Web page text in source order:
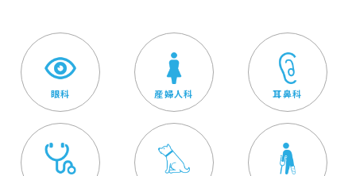
眼科 産婦人科 耳鼻科